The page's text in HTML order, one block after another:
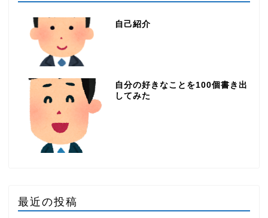
自己紹介
自分の好きなことを100個書き出
してみた
最近の投稿